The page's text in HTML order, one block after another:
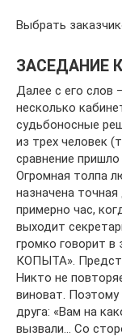
Выбрать
ЗАСЕДАНИЕ
Далее с его слов
несколько
судьбоносные
из трех человек
сравнение
Огромная толпа
назначена
примерно час,
выходит
громко говорит
КОПЫТА».
Никто не
виноват. Поэтому
друга: «Вам на
вызвали… Со